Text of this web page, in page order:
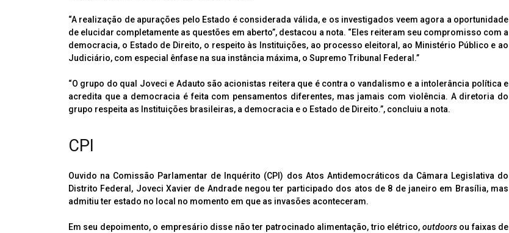
“A realização de apurações pelo Estado é considerada válida, e os investigados veem agora a oportunidade
de elucidar completamente as questões em aberto”, destacou a nota. “Eles reiteram seu compromisso com a
democracia, o Estado de Direito, o respeito às Instituições, ao processo eleitoral, ao Ministério Público e ao
Judiciário, com especial ênfase na sua instância máxima, o Supremo Tribunal Federal.”
“O grupo do qual Joveci e Adauto são acionistas reitera que é contra o vandalismo e a intolerância política e
acredita que a democracia é feita com pensamentos diferentes, mas jamais com violência. A diretoria do
grupo respeita as Instituições brasileiras, a democracia e o Estado de Direito.”, concluiu a nota.
CPI
Ouvido na Comissão Parlamentar de Inquérito (CPI) dos Atos Antidemocráticos da Câmara Legislativa do
Distrito Federal, Joveci Xavier de Andrade negou ter participado dos atos de 8 de janeiro em Brasília, mas
admitiu ter estado no local no momento em que as invasões aconteceram.
Em seu depoimento, o empresário disse não ter patrocinado alimentação, trio elétrico, outdoorsou faixas de